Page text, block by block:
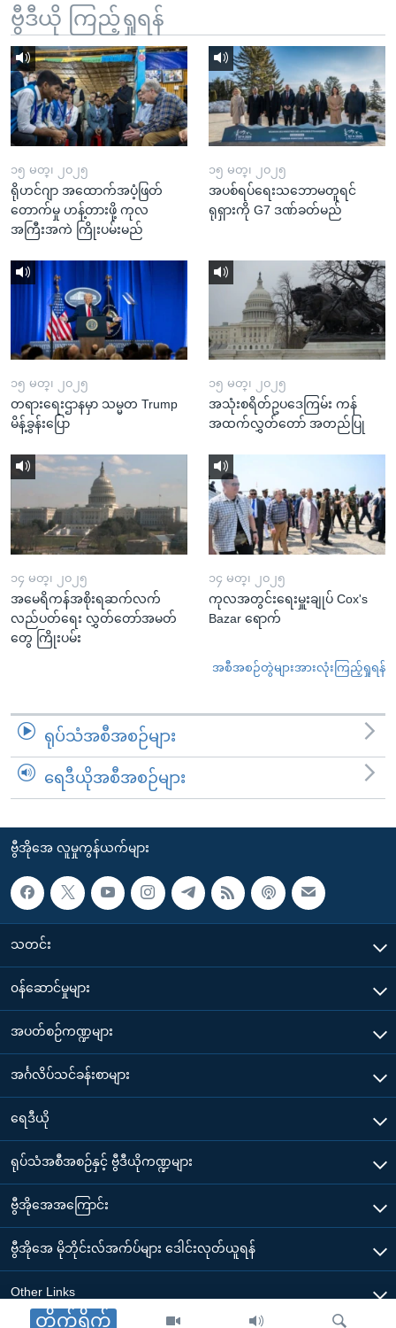
ကျော်
ရန်
တိုက်ရိုက်
ဗွီဒီယို ကြည့်ရှုရန်
၁၅ မတ္၊ ၂၀၂၅
ရိုဟင်ဂျာ အထောက်အပံ့ဖြတ်
တောက်မှု ဟန့်တားဖို့ ကုလ
အကြီးအကဲ ကြိုးပမ်းမည်
၁၅ မတ္၊ ၂၀၂၅
အပစ်ရပ်ရေးသဘောမတူရင်
ရုရှားကို G7 ဒဏ်ခတ်မည်
၁၅ မတ္၊ ၂၀၂၅
တရားရေးဌာနမှာ သမ္မတ Trump
မိန့်ခွန်းပြော
၁၅ မတ္၊ ၂၀၂၅
အသုံးစရိတ်ဥပဒေကြမ်း ကန်
အထက်လွှတ်တော် အတည်ပြု
၁၄ မတ္၊ ၂၀၂၅
အမေရိကန်အစိုးရဆက်လက်
လည်ပတ်ရေး လွှတ်တော်အမတ်
တွေ ကြိုးပမ်း
၁၄ မတ္၊ ၂၀၂၅
ကုလအတွင်းရေးမှူးချုပ် Cox's
Bazar ရောက်
အစီအစဉ်တွဲများအားလုံးကြည့်ရှုရန်
ရုပ်သံအစီအစဉ်များ
ရေဒီယိုအစီအစဉ်များ
ဗွီအိုအေ လူမှုကွန်ယက်များ
သတင်း
၀န်ဆောင်မှုများ
အပတ်စဉ်ကဏ္ဍများ
အင်္ဂလိပ်သင်ခန်းစာများ
ရေဒီယို
ရုပ်သံအစီအစဉ်နှင့် ဗွီဒီယိုကဏ္ဍများ
ဗွီအိုအေအကြောင်း
ဗွီအိုအေ မိုဘိုင်းလ်အက်ပ်များ ဒေါင်းလုတ်ယူရန်
Other Links